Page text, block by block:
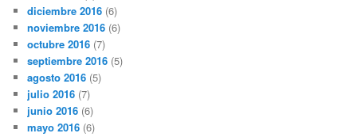
diciembre 2016 (6)
noviembre 2016 (6)
octubre 2016 (7)
septiembre 2016 (5)
agosto 2016 (5)
julio 2016 (7)
junio 2016 (6)
mayo 2016 (6)